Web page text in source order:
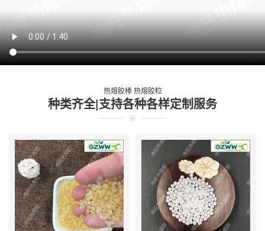
热熔胶棒 热熔胶粒
种类齐全|支持各种各样定制服务